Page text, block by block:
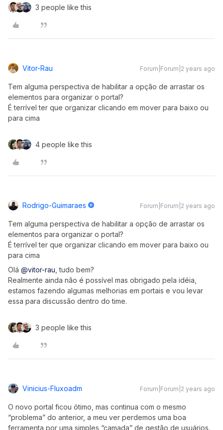
3 people like this
Vitor-Rau Forum|Forum|2 years ago
Tem alguma perspectiva de habilitar a opção de arrastar os
elementos para organizar o portal?
É terrível ter que organizar clicando em mover para baixo ou
para cima
4 people like this
Rodrigo-Guimaraes Forum|Forum|2 years ago
Tem alguma perspectiva de habilitar a opção de arrastar os
elementos para organizar o portal?
É terrível ter que organizar clicando em mover para baixo ou
para cima
Olá @vitor-rau , tudo bem?
Realmente ainda não é possível mas obrigado pela idéia,
estamos fazendo algumas melhorias em portais e vou levar
essa para discussão dentro do time.
3 people like this
Vinicius-Fluxoadm Forum|Forum|2 years ago
O novo portal ficou ótimo, mas continua com o mesmo
“problema” do anterior, a meu ver perdemos uma boa
ferramenta por uma simples “camada” de gestão de usuários.